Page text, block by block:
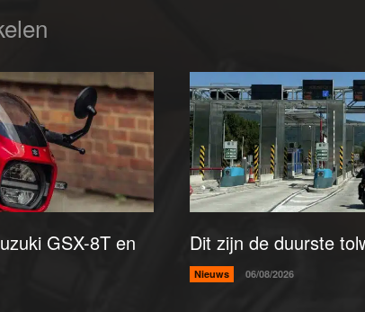
GSX-8T en
Dit zijn de duurste
Nieuws 06/08/2026